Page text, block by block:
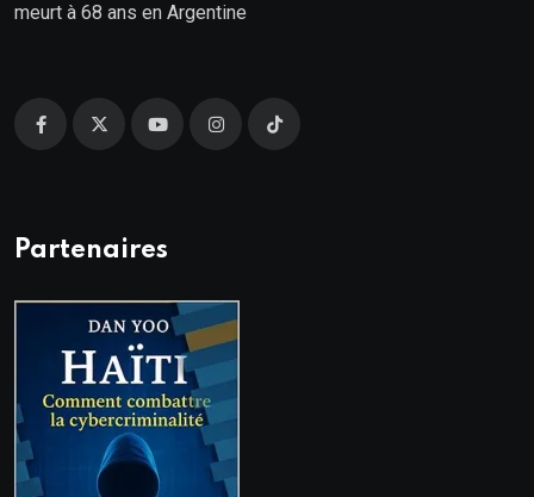
meurt à 68 ans en Argentine
Partenaires